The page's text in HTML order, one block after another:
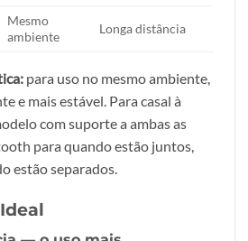
Mesmo
ambiente
Longa distância
para uso no mesmo ambiente,
e mais estável. Para casal à
com suporte a ambas as
para quando estão juntos,
estão separados.